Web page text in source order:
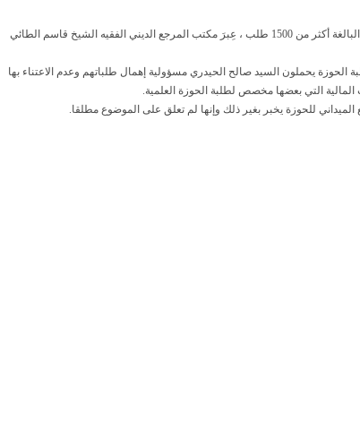
رفض رئيس ديوان الوقف الشيعي ، الطلبات المقدمة من قبل طلبة الحوزة العلمية الشريفة البالغة أكثر من 1500 طلب ، عِبرَ مكتب المرجع الديني الفقيه الشيخ قاسم الطائي
يحملون السيد صالح الحيدري مسؤولية إهمال طلباتهم وعدم الاعتناء بها
التي بعضها مخصص لطلبة الحوزة العلمية.
للحوزة يخبر بغير ذلك وإنها لم تعلق على الموضوع مطلقا.